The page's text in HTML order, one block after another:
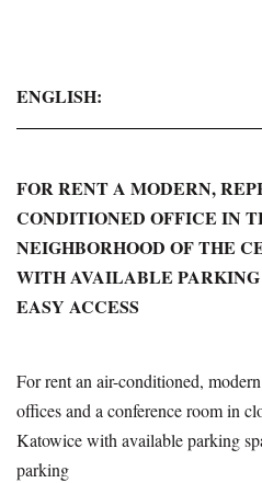
ENGLISH:
FOR RENT A MODERN,
CONDITIONED OFFICE IN
NEIGHBORHOOD OF THE
WITH AVAILABLE
EASY ACCESS
For rent an air-conditioned,
offices and a conference room in
Katowice with available parking
parking